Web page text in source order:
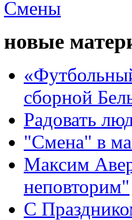
новые
сборной
Радовать
"Смена" в
Максим
неповторим"
С